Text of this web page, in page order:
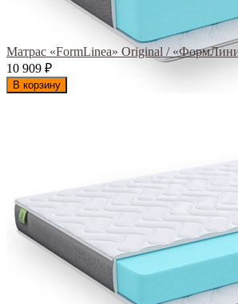
Матрас «FormLinea» Original /
10 909 ₽
В корзину